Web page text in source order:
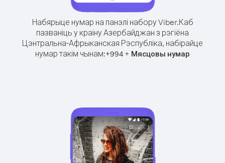
Набярыце нумар на панэлі набору Viber.Каб
пазваніць у краіну Азербайджан з рэгіёна
Цэнтральна-Афрыканская Рэспубліка, набірайце
нумар такім чынам:+994 + Мясцовы нумар